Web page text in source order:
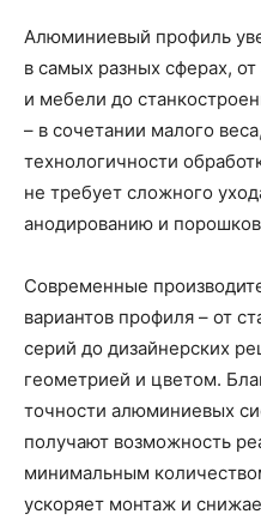
Алюминиевый профиль
в самых разных сферах,
и мебели до
– в сочетании малого
технологичности
не требует сложного
анодированию и
Современные
вариантов профиля – от
серий до дизайнерских
геометрией и цветом.
точности алюминиевых
получают возможность
минимальным
ускоряет монтаж и